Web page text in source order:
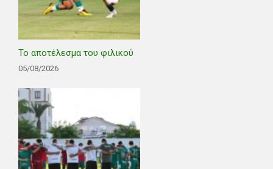
Το αποτέλεσμα του φιλικού
05/08/2026